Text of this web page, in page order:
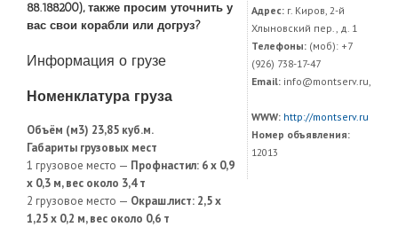
88.188200), также просим уточнить у
вас свои корабли или догруз?
Информация о грузе
Номенклатура груза
Объём (м3) 23,85 куб.м.
Габариты грузовых мест
1 грузовое место — Профнастил: 6 х 0,9
х 0,3 м, вес около 3,4 т
2 грузовое место — Окраш.лист: 2,5 х
1,25 х 0,2 м, вес около 0,6 т
Адрес:г. Киров, 2-й
Хлыновский пер., д. 1
Телефоны:(моб): +7
(926) 738-17-47
Email:info@montserv.ru,
WWW: http://montserv.ru
Номер объявления:
12013